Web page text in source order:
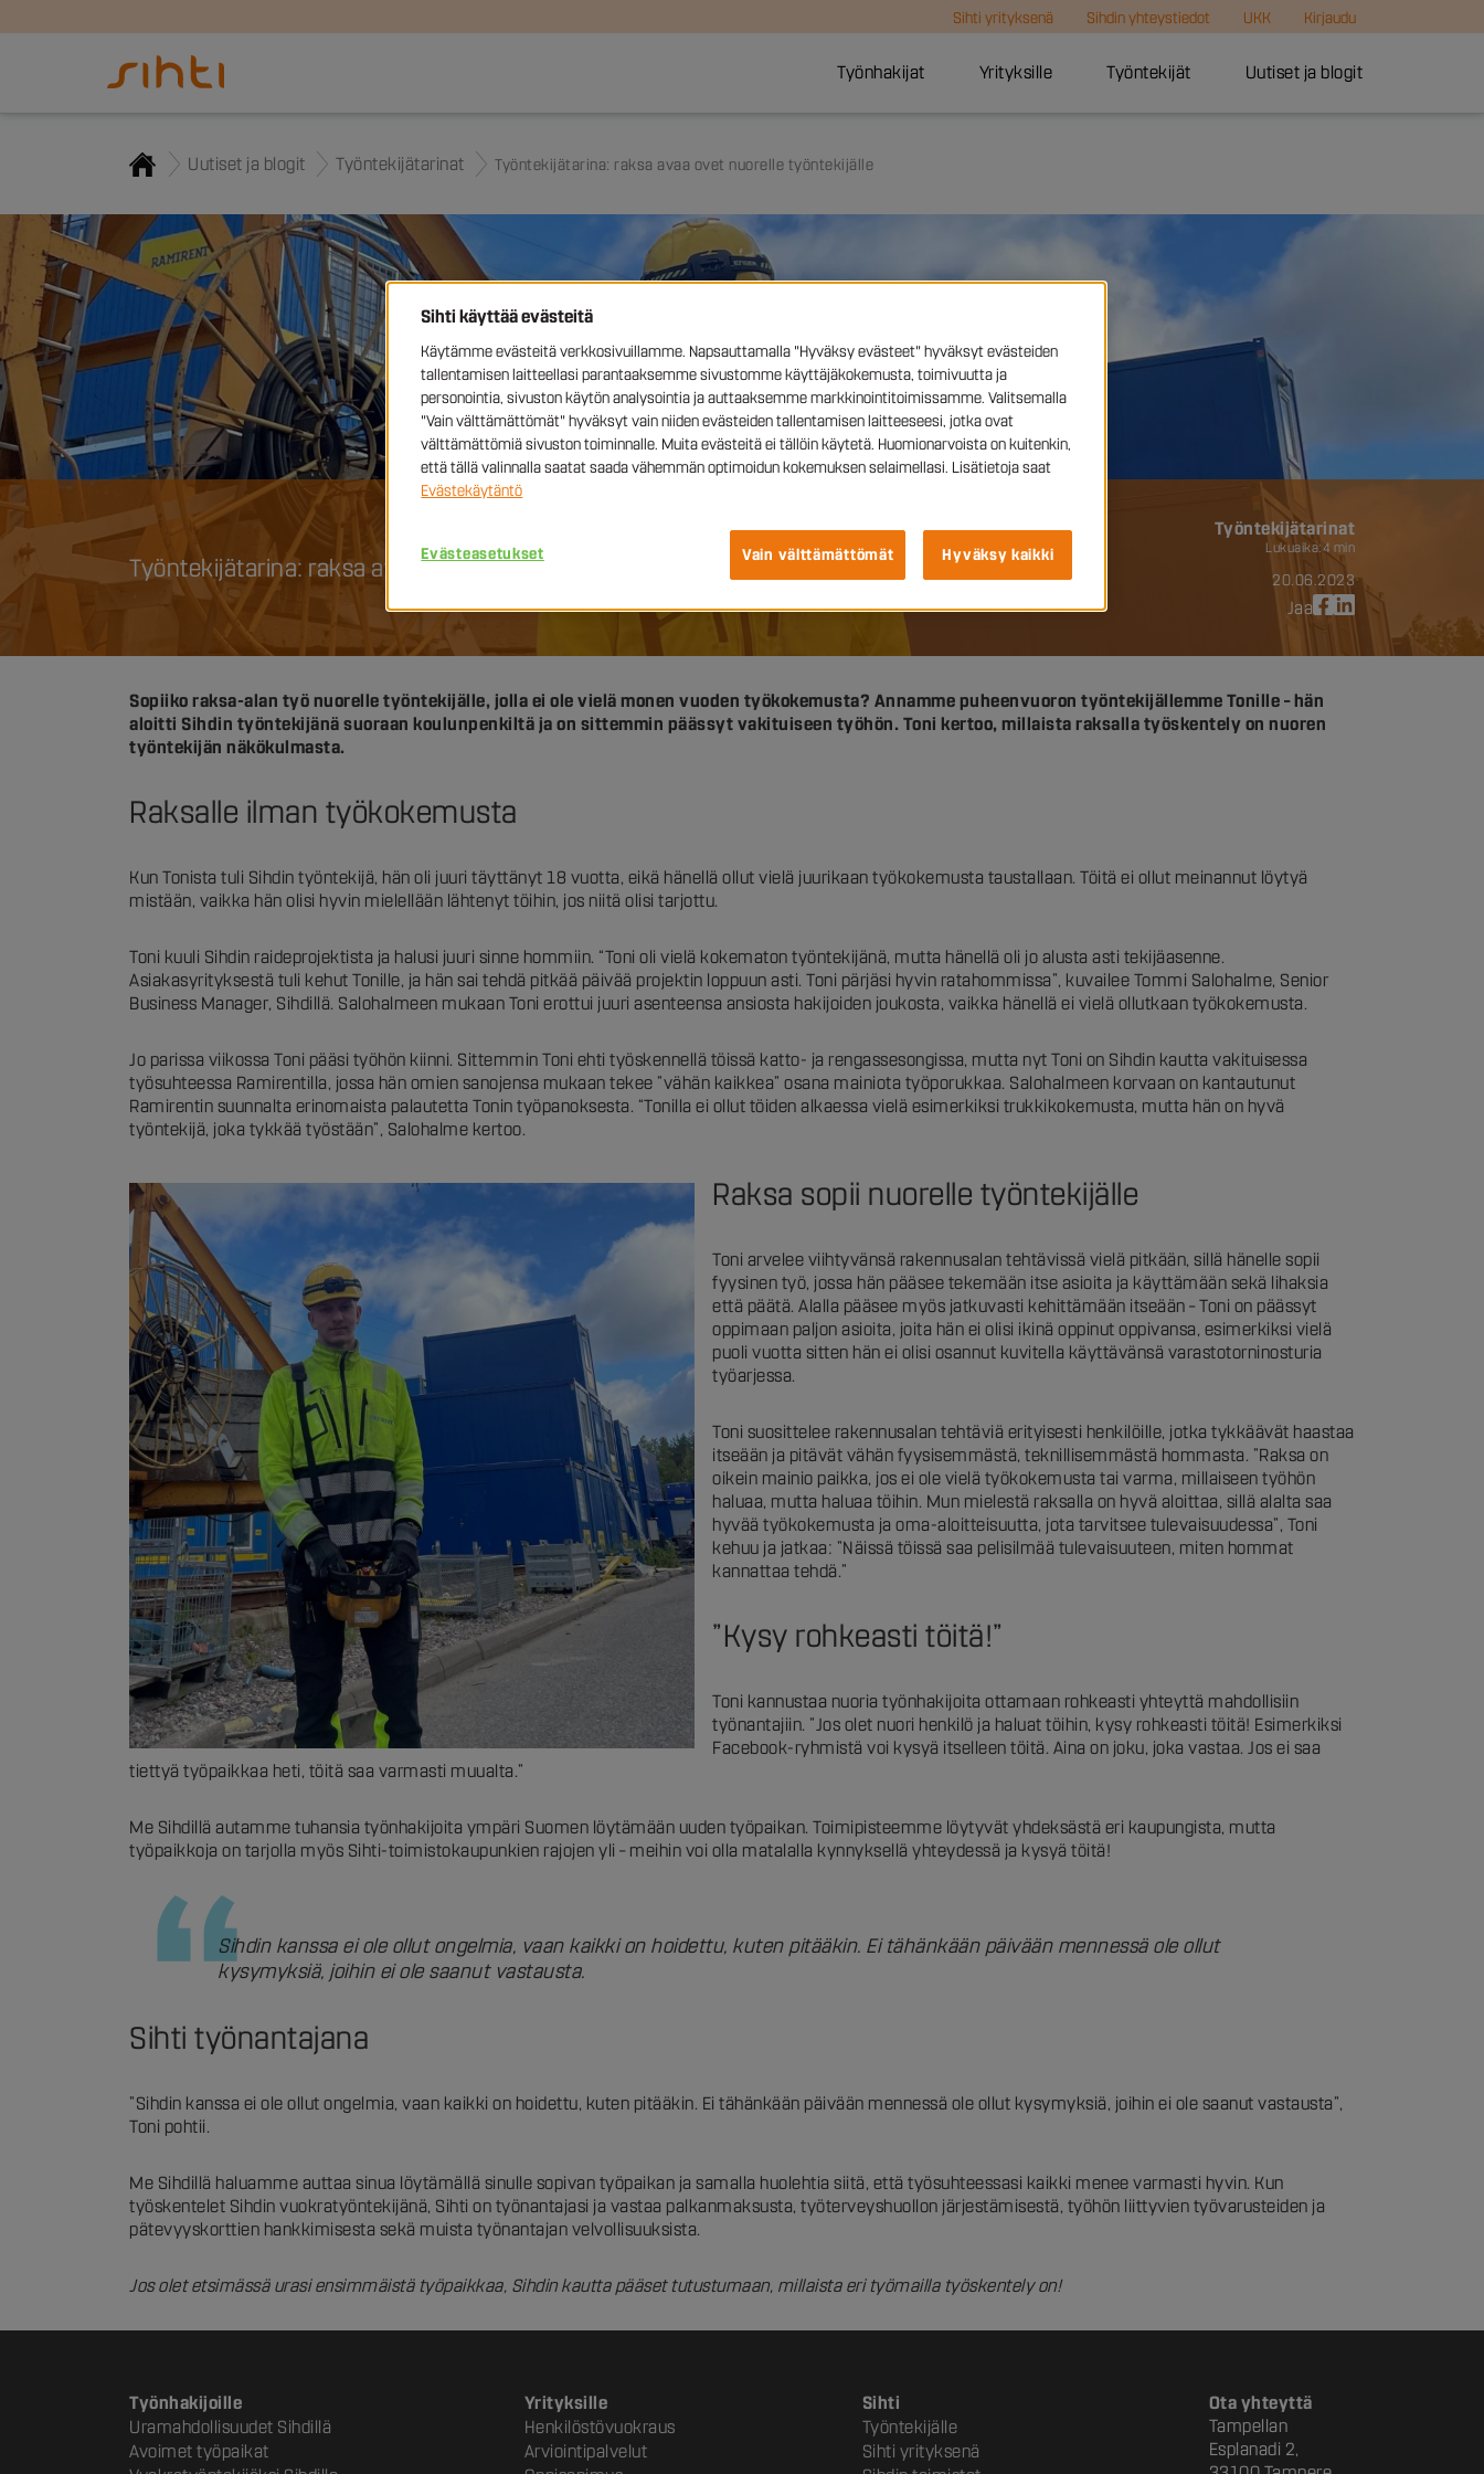
Työnhakijat Yrityksille Työntekijät Uutiset ja blogit
Kirjaudu
UKK
Sihdin yhteystiedot
Sihti yrityksenä
Uutiset ja blogit Työntekijätarinat Työntekijätarina: raksa avaa ovet nuorelle työntekijälle
Työntekijätarina: raksa avaa ovet nuorelle työntekijälle
Työntekijätarinat
Lukuaika:4 min
20.06.2023
Jaa
Sopiiko raksa-alan työ nuorelle työntekijälle, jolla ei ole vielä monen vuoden työkokemusta? Annamme puheenvuoron työntekijällemme Tonille – hän
aloitti Sihdin työntekijänä suoraan koulunpenkiltä ja on sittemmin päässyt vakituiseen työhön. Toni kertoo, millaista raksalla työskentely on nuoren
työntekijän näkökulmasta.
Raksalle ilman työkokemusta
Kun Tonista tuli Sihdin työntekijä, hän oli juuri täyttänyt 18 vuotta, eikä hänellä ollut vielä juurikaan työkokemusta taustallaan. Töitä ei ollut meinannut löytyä
mistään, vaikka hän olisi hyvin mielellään lähtenyt töihin, jos niitä olisi tarjottu.
Toni kuuli Sihdin raideprojektista ja halusi juuri sinne hommiin. “Toni oli vielä kokematon työntekijänä, mutta hänellä oli jo alusta asti tekijäasenne.
Asiakasyrityksestä tuli kehut Tonille, ja hän sai tehdä pitkää päivää projektin loppuun asti. Toni pärjäsi hyvin ratahommissa”, kuvailee Tommi Salohalme, Senior
Business Manager, Sihdillä. Salohalmeen mukaan Toni erottui juuri asenteensa ansiosta hakijoiden joukosta, vaikka hänellä ei vielä ollutkaan työkokemusta.
Jo parissa viikossa Toni pääsi työhön kiinni. Sittemmin Toni ehti työskennellä töissä katto- ja rengassesongissa, mutta nyt Toni on Sihdin kautta vakituisessa
työsuhteessa Ramirentilla, jossa hän omien sanojensa mukaan tekee ”vähän kaikkea” osana mainiota työporukkaa. Salohalmeen korvaan on kantautunut
Ramirentin suunnalta erinomaista palautetta Tonin työpanoksesta. “Tonilla ei ollut töiden alkaessa vielä esimerkiksi trukkikokemusta, mutta hän on hyvä
työntekijä, joka tykkää työstään”, Salohalme kertoo.
Raksa sopii nuorelle työntekijälle
Toni arvelee viihtyvänsä rakennusalan tehtävissä vielä pitkään, sillä hänelle sopii
fyysinen työ, jossa hän pääsee tekemään itse asioita ja käyttämään sekä lihaksia
että päätä. Alalla pääsee myös jatkuvasti kehittämään itseään – Toni on päässyt
oppimaan paljon asioita, joita hän ei olisi ikinä oppinut oppivansa, esimerkiksi vielä
puoli vuotta sitten hän ei olisi osannut kuvitella käyttävänsä varastotorninosturia
työarjessa.
Toni suosittelee rakennusalan tehtäviä erityisesti henkilöille, jotka tykkäävät haastaa
itseään ja pitävät vähän fyysisemmästä, teknillisemmästä hommasta. ”Raksa on
oikein mainio paikka, jos ei ole vielä työkokemusta tai varma, millaiseen työhön
haluaa, mutta haluaa töihin. Mun mielestä raksalla on hyvä aloittaa, sillä alalta saa
hyvää työkokemusta ja oma-aloitteisuutta, jota tarvitsee tulevaisuudessa”, Toni
kehuu ja jatkaa: ”Näissä töissä saa pelisilmää tulevaisuuteen, miten hommat
kannattaa tehdä.”
”Kysy rohkeasti töitä!”
Toni kannustaa nuoria työnhakijoita ottamaan rohkeasti yhteyttä mahdollisiin
työnantajiin. ”Jos olet nuori henkilö ja haluat töihin, kysy rohkeasti töitä! Esimerkiksi
Facebook-ryhmistä voi kysyä itselleen töitä. Aina on joku, joka vastaa. Jos ei saa
tiettyä työpaikkaa heti, töitä saa varmasti muualta.”
Me Sihdillä autamme tuhansia työnhakijoita ympäri Suomen löytämään uuden työpaikan. Toimipisteemme löytyvät yhdeksästä eri kaupungista, mutta
työpaikkoja on tarjolla myös Sihti-toimistokaupunkien rajojen yli – meihin voi olla matalalla kynnyksellä yhteydessä ja kysyä töitä!
Sihdin kanssa ei ole ollut ongelmia, vaan kaikki on hoidettu, kuten pitääkin. Ei tähänkään päivään mennessä ole ollut
kysymyksiä, joihin ei ole saanut vastausta.
Sihti työnantajana
”Sihdin kanssa ei ole ollut ongelmia, vaan kaikki on hoidettu, kuten pitääkin. Ei tähänkään päivään mennessä ole ollut kysymyksiä, joihin ei ole saanut vastausta”,
Toni pohtii.
Me Sihdillä haluamme auttaa sinua löytämällä sinulle sopivan työpaikan ja samalla huolehtia siitä, että työsuhteessasi kaikki menee varmasti hyvin. Kun
työskentelet Sihdin vuokratyöntekijänä, Sihti on työnantajasi ja vastaa palkanmaksusta, työterveyshuollon järjestämisestä, työhön liittyvien työvarusteiden ja
pätevyyskorttien hankkimisesta sekä muista työnantajan velvollisuuksista.
Jos olet etsimässä urasi ensimmäistä työpaikkaa, Sihdin kautta pääset tutustumaan, millaista eri työmailla työskentely on!
Työnhakijoille
Uramahdollisuudet Sihdillä
Avoimet työpaikat
Yrityksille
Henkilöstövuokraus
Arviointipalvelut
Sihti
Työntekijälle
Sihti yrityksenä
Ota yhteyttä
Tampellan
Esplanadi 2,
Sihti käyttää evästeitä
Käytämme evästeitä verkkosivuillamme. Napsauttamalla "Hyväksy evästeet" hyväksyt evästeiden
tallentamisen laitteellasi parantaaksemme sivustomme käyttäjäkokemusta, toimivuutta ja
personointia, sivuston käytön analysointia ja auttaaksemme markkinointitoimissamme. Valitsemalla
"Vain välttämättömät" hyväksyt vain niiden evästeiden tallentamisen laitteeseesi, jotka ovat
välttämättömiä sivuston toiminnalle. Muita evästeitä ei tällöin käytetä. Huomionarvoista on kuitenkin,
että tällä valinnalla saatat saada vähemmän optimoidun kokemuksen selaimellasi. Lisätietoja saat
Evästekäytäntö
Vain välttämättömät Hyväksy kaikki
Evästeasetukset